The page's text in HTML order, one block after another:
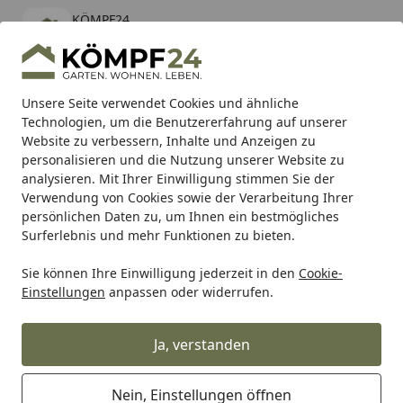
Unsere Seite verwendet Cookies und ähnliche
Technologien, um die Benutzererfahrung auf unserer
Website zu verbessern, Inhalte und Anzeigen zu
personalisieren und die Nutzung unserer Website zu
analysieren. Mit Ihrer Einwilligung stimmen Sie der
Verwendung von Cookies sowie der Verarbeitung Ihrer
persönlichen Daten zu, um Ihnen ein bestmögliches
Surferlebnis und mehr Funktionen zu bieten.
Sie können Ihre Einwilligung jederzeit in den Cookie-
Einstellungen anpassen oder widerrufen.
Ja, verstanden
Nein, Einstellungen öffnen
KÖMPF24
kostenlos - Im App Store
Hotline
Alle Produkte
Mein Konto
Suchen
Karibu Pools inkl. gratis Sandfilteranlage & Pool-
Starterset (Gesamtwert bis 468,99€)
Startseite
Grill Weber HOSE&REG ASSY 37MB FR (69896)
Weber HOSE&REG ASSY 37MB FR